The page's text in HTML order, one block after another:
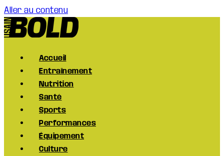
Aller au contenu
Accueil
Entraînement
Nutrition
Santé
Sports
Performances
Équipement
Culture